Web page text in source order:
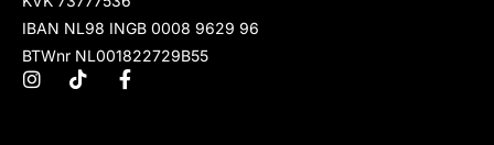
IBAN NL98 INGB 0008 9629 96
BTWnr NL001822729B55